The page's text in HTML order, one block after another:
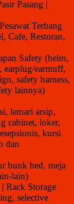
Pasang |
Terbang
Cafe, Restoran,
Safety (helm,
earplug/earmuff,
safety harness,
lainnya)
lemari arsip,
cabinet, loker,
kursi
dan
bunk bed, meja
lain)
Rack Storage
selective